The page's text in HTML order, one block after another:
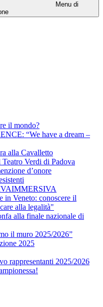
Menu di
il mondo?
“We have a dream –
alla Cavalletto
Verdi di Padova
d’onore
in Veneto: conoscere il
alla legalità"
alla finale nazionale di
il muro 2025/2026”
2025
rappresentanti 2025/2026